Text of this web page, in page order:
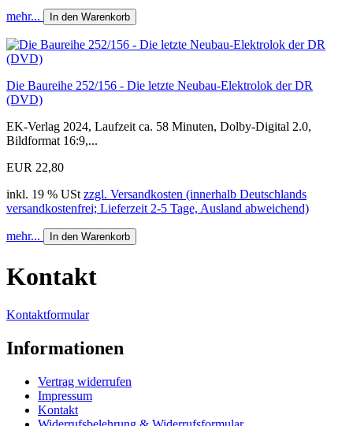
mehr... In den Warenkorb
Die Baureihe 252/156 - Die letzte Neubau-Elektrolok der DR
(DVD)
EK-Verlag 2024, Laufzeit ca. 58 Minuten, Dolby-Digital 2.0,
Bildformat 16:9,...
EUR 22,80
inkl. 19 % USt zzgl. Versandkosten (innerhalb Deutschlands
versandkostenfrei; Lieferzeit 2-5 Tage, Ausland abweichend)
mehr... In den Warenkorb
Kontakt
Kontaktformular
Informationen
Vertrag widerrufen
Impressum
Kontakt